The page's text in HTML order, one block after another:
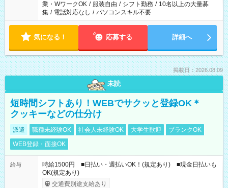
業・WワークOK / 服装自由 / シフト勤務 / 10名以上の大量募
集 / 電話対応なし / パソコンスキル不要
気になる！ 応募する 詳細へ
掲載日：2026.08.09
未読
短時間シフトあり！WEBでサクッと登録OK＊
クッキーなどの仕分け
派遣 職種未経験OK 社会人未経験OK 大学生歓迎
ブランクOK
WEB登録・面接OK
給与
時給1500円 ■日払い・週払いOK！(規定あり) ■現金日払いも
OK(規定あり)
交通費別途支給あり